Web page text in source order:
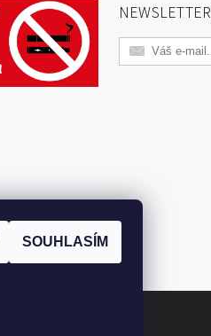
NEWSLETTER
SOUHLASÍM